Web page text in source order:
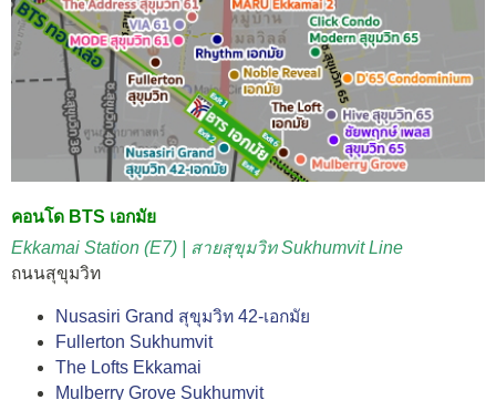
คอนโด BTS เอกมัย
Ekkamai Station (E7) | สายสุขุมวิท Sukhumvit Line
ถนนสุขุมวิท
Nusasiri Grand สุขุมวิท 42-เอกมัย
Fullerton Sukhumvit
The Lofts Ekkamai
Mulberry Grove Sukhumvit